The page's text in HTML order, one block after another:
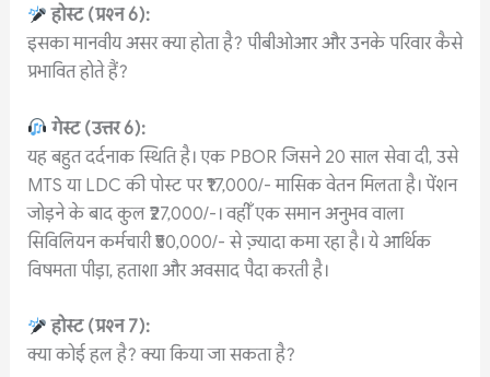
होस्ट(प्रश्न6):
इसका मानवीय असर क्या होता है? पीबीओआर और उनके परिवार कैसे
प्रभावित होते हैं?
गेस्ट(उत्तर6):
यह बहुत दर्दनाक स्थिति है। एक PBOR जिसने 20 साल सेवा दी, उसे
MTS या LDC की पोस्ट पर ₹17,000/- मासिक वेतन मिलता है। पेंशन
जोड़ने के बाद कुल ₹27,000/-। वहीँ एक समान अनुभव वाला
सिविलियन कर्मचारी ₹50,000/- से ज़्यादा कमा रहा है। ये आर्थिक
विषमता पीड़ा, हताशा और अवसाद पैदा करती है।
होस्ट(प्रश्न7):
क्या कोई हल है? क्या किया जा सकता है?